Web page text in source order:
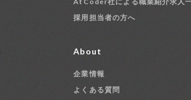
採用担当者の方へ
About
企業情報
よくある質問